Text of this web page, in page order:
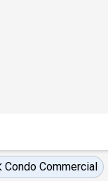
Condo Commercial